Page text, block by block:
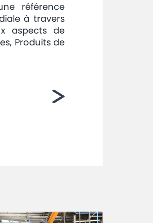
référence
à travers
aspects de
Produits de